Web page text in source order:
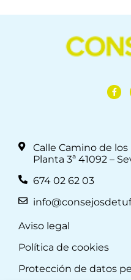
Calle Camino de
Planta 3ª 41092 –
674 02 62 03
Aviso legal
Política de cookies
Protección de datos